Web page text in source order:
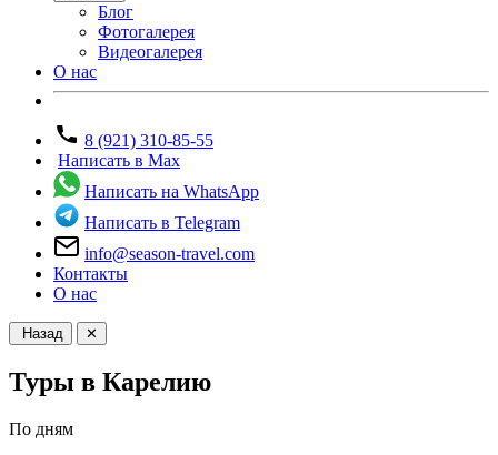
Блог
Фотогалерея
Видеогалерея
О нас
8 (921) 310-85-55
Написать в Max
Написать на WhatsApp
Написать в Telegram
info@season-travel.com
Контакты
О нас
Назад ✕
Туры в Карелию
По дням